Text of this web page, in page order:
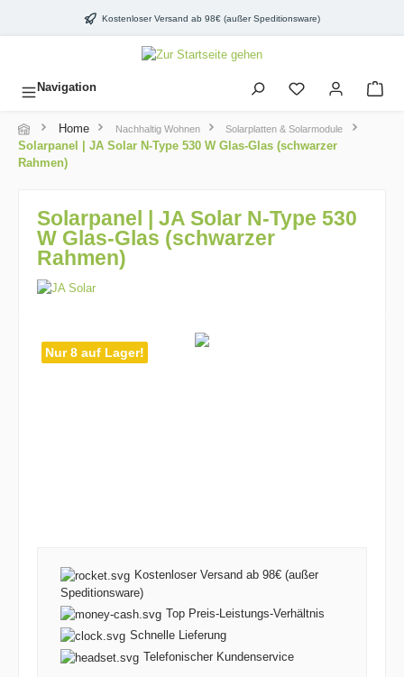
springen Kostenloser Versand ab 98€ (außer Speditionsware)
Navigation
Home Nachhaltig Wohnen Solarplatten & Solarmodule
Solarpanel | JA Solar N-Type 530 W Glas-Glas (schwarzer
Rahmen)
Solarpanel | JA Solar N-Type 530
W Glas-Glas (schwarzer
Rahmen)
Nur 8 auf Lager!
Kostenloser Versand ab 98€ (außer
Speditionsware)
Top Preis-Leistungs-Verhältnis
Schnelle Lieferung
Telefonischer Kundenservice